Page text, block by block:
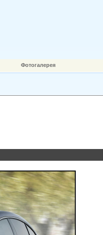
Фотогалерея